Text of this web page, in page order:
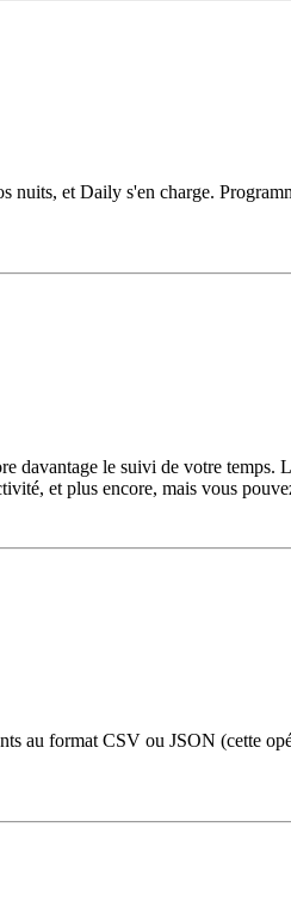
et Daily s'en charge.
le suivi de votre temps.
et plus encore, mais vous
au format CSV ou JSON (cette